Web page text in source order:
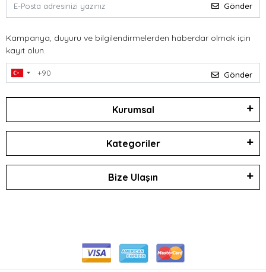
Gönder
Kampanya, duyuru ve bilgilendirmelerden haberdar olmak için
kayıt olun.
Gönder
Kurumsal
Kategoriler
Bize Ulaşın